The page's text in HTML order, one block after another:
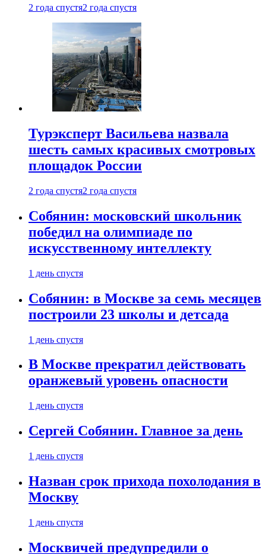
2 года спустя2 года спустя
Турэксперт Васильева назвала
шесть самых красивых смотровых
площадок России
2 года спустя2 года спустя
Собянин: московский школьник
победил на олимпиаде по
искусственному интеллекту
1 день спустя
Собянин: в Москве за семь месяцев
построили 23 школы и детсада
1 день спустя
В Москве прекратил действовать
оранжевый уровень опасности
1 день спустя
Сергей Собянин. Главное за день
1 день спустя
Назван срок прихода похолодания в
Москву
1 день спустя
Москвичей предупредили о